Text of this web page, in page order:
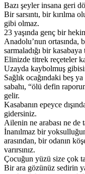
Bazı şeyler insana geri
Bir sarsıntı, bir kırılma
gibi olmaz.
23 yaşında genç bir
Anadolu’nun ortasında,
sarmaladığı bir
Elinizde titrek reçeteler
Uzayda kaybolmuş
Sağlık ocağındaki beş
sabahı, “ölü defin
gelir.
Kasabanın epeyce
gidersiniz.
Ailenin ne arabası ne de
İnanılmaz bir
arasından, bir odanın
varırsınız.
Çocuğun yüzü size çok
Bir ara gözünüz sedirin